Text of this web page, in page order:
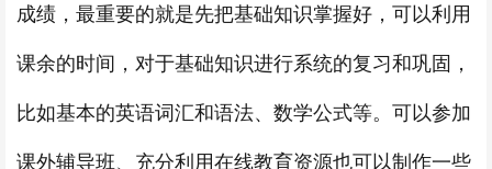
成绩，最重要的就是先把基础知识掌握好，可以利用
课余的时间，对于基础知识进行系统的复习和巩固，
比如基本的英语词汇和语法、数学公式等。可以参加
课外辅导班、充分利用在线教育资源也可以制作一些